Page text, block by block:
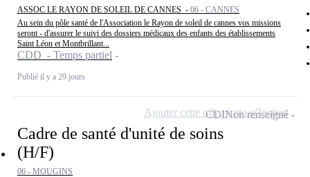
ASSOC LE RAYON DE SOLEIL DE CANNES - 06 - CANNES
Au sein du pôle santé de l'Association le Rayon de soleil de cannes vos missions
seront - d'assurer le suivi des dossiers médicaux des enfants des établissements
Saint Léon et Montbrillant...
CDD - Temps partiel
Publié il y a 29 jours
Cadre de santé d'unité de soins
(H/F)
06 - MOUGINS
CDINon renseigné
Ajouter cette offre à ma sélection